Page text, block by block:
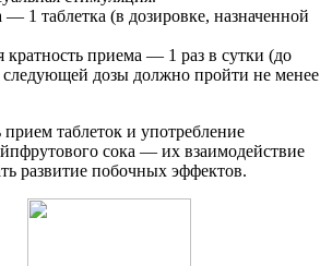
— 1 таблетка (в дозировке, назначенной
кратность приема — 1 раз в сутки (до
следующей дозы должно пройти не менее
прием таблеток и употребление
сока — их взаимодействие
развитие побочных эффектов.